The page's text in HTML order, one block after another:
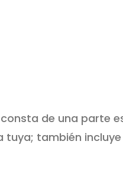
de una parte
también